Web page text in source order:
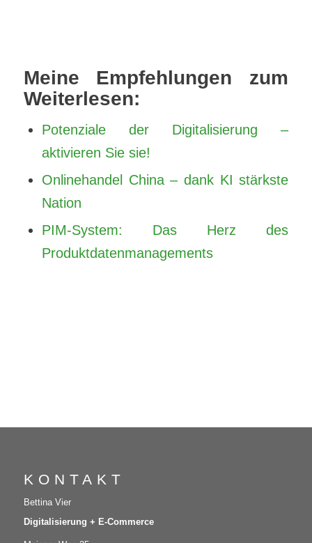
Meine Empfehlungen zum
Weiterlesen:
Potenziale der Digitalisierung –
aktivieren Sie sie!
Onlinehandel China – dank KI stärkste
Nation
PIM-System: Das Herz des
Produktdatenmanagements
KONTAKT
Bettina Vier
Digitalisierung + E-Commerce